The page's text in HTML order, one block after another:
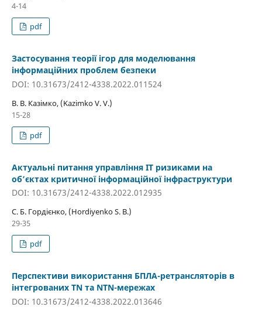
4-14
pdf
Застосування теорії ігор для моделювання
інформаційних проблем безпеки
DOI: 10.31673/2412-4338.2022.011524
В. В. Казімко, (Kazimko V. V.)
15-28
pdf
Актуальні питання управління ІТ ризиками на
об’єктах критичної інформаційної інфраструктури
DOI: 10.31673/2412-4338.2022.012935
С. Б. Гордієнко, (Hordiyenko S. B.)
29-35
pdf
Перспективи використання БПЛА-ретрансляторів в
інтегрованих TN та NTN-мережах
DOI: 10.31673/2412-4338.2022.013646